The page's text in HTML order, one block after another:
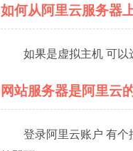
如何从阿里云服务器
如果是虚拟主机 可以
网站服务器是阿里云
登录阿里云账户 有个